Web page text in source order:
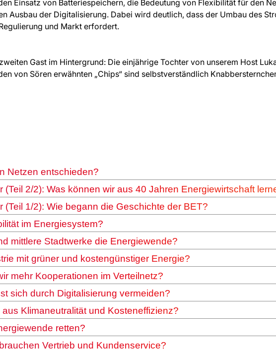
Einsatz von Batteriespeichern, die Bedeutung von Flexibilität für den
Ausbau der Digitalisierung. Dabei wird deutlich, dass der Umbau des
und Markt erfordert.
Gast im Hintergrund: Die einjährige Tochter von unserem Host
von Sören erwähnten „Chips“ sind selbstverständlich
Netzen entschieden?
2/2): Was können wir aus 40 Jahren Energiewirtschaft
1/2): Wie begann die Geschichte der BET?
im Energiesystem?
mittlere Stadtwerke die Energiewende?
mit grüner und kostengünstiger Energie?
mehr Kooperationen im Verteilnetz?
sich durch Digitalisierung vermeiden?
Klimaneutralität und Kosteneffizienz?
retten?
Vertrieb und Kundenservice?